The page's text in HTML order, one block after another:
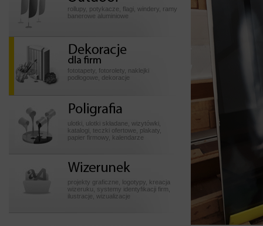
rollupy, potykacze, flagi, windery, ramy
banerowe aluminiowe
Dekoracje dla firm
fototapety, fotorolety, naklejki
podłogowe, dekoracje
Poligrafia
ulotki, ulotki składane, wizytówki,
katalogi, teczki ofertowe, plakaty,
papier firmowy, kalendarze
Wizerunek
projekty graficzne, logotypy, kreacja
wizeruku, systemy identyfikacji firm,
ilustracje, wizualizacje